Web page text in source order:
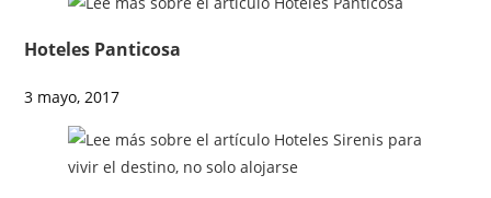
Hoteles Panticosa
3 mayo, 2017